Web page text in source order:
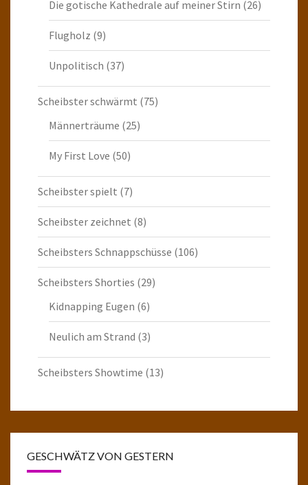
Die gotische Kathedrale auf meiner Stirn (26)
Flugholz (9)
Unpolitisch (37)
Scheibster schwärmt (75)
Männerträume (25)
My First Love (50)
Scheibster spielt (7)
Scheibster zeichnet (8)
Scheibsters Schnappschüsse (106)
Scheibsters Shorties (29)
Kidnapping Eugen (6)
Neulich am Strand (3)
Scheibsters Showtime (13)
GESCHWÄTZ VON GESTERN